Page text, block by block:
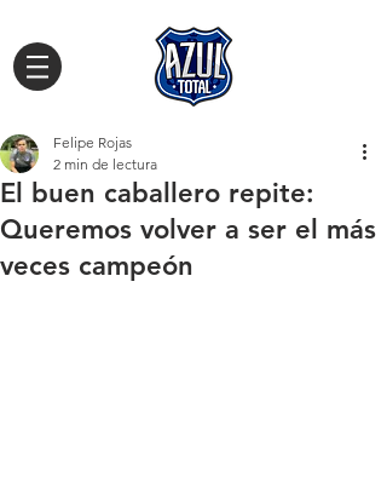
El buen caballero repite:
Queremos volver a ser el más
veces campeón
Felipe Rojas
2 min de lectura